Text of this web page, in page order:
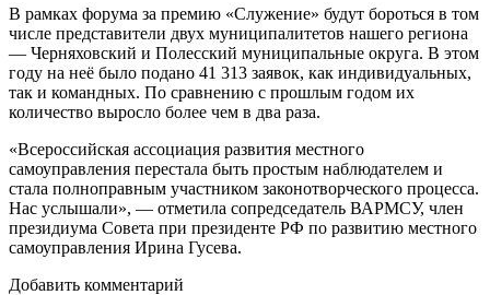
В рамках форума за премию «Служение» будут бороться в том
числе представители двух муниципалитетов нашего региона
— Черняховский и Полесский муниципальные округа. В этом
году на неё было подано 41 313 заявок, как индивидуальных,
так и командных. По сравнению с прошлым годом их
количество выросло более чем в два раза.
«Всероссийская ассоциация развития местного
самоуправления перестала быть простым наблюдателем и
стала полноправным участником законотворческого процесса.
Нас услышали», — отметила сопредседатель ВАРМСУ, член
президиума Совета при президенте РФ по развитию местного
самоуправления Ирина Гусева.
Добавить комментарий